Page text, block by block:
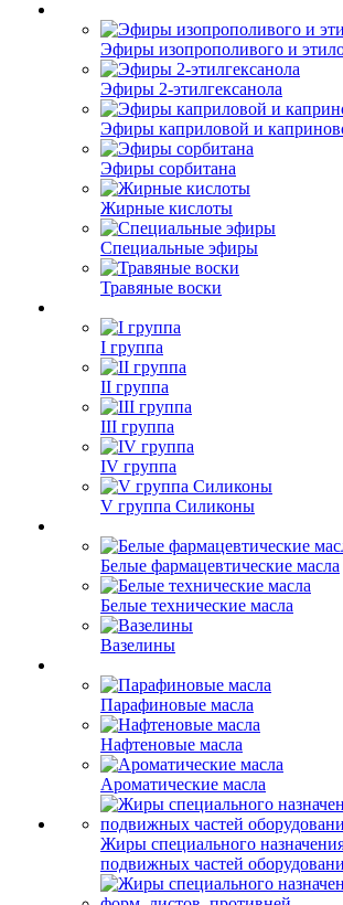
Эфиры изопрополивого и
Эфиры 2-этилгексанола
Эфиры каприловой и
Эфиры сорбитана
Жирные кислоты
Специальные эфиры
Травяные воски
I группа
II группа
III группа
IV группа
V группа Силиконы
Белые фармацевтические масла
Белые технические масла
Вазелины
Парафиновые масла
Нафтеновые масла
Ароматические масла
Жиры специального
подвижных частей